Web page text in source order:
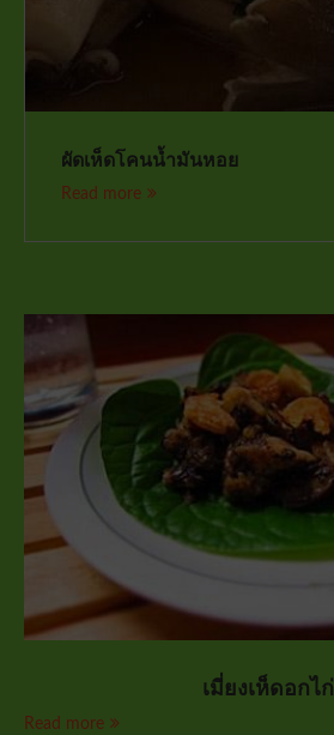
ผัดเห็ดโคนน้ำมันหอย
Read more
เมี่ยงเห็ดอกไก่
Read more